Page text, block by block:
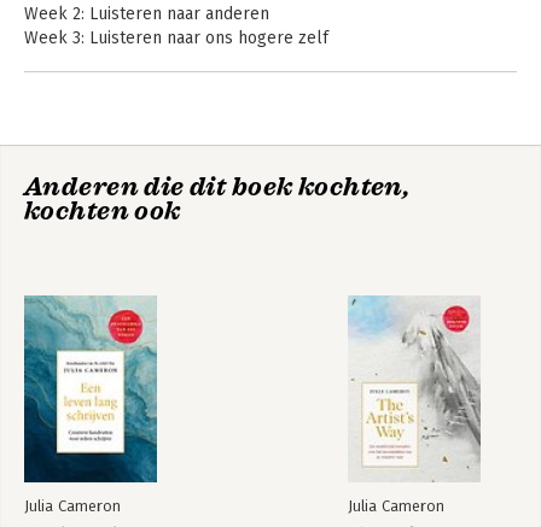
Week 2: Luisteren naar anderen
Week 3: Luisteren naar ons hogere zelf
Dankwoord
Register
Anderen die dit boek kochten,
kochten ook
Julia Cameron Julia Cameron